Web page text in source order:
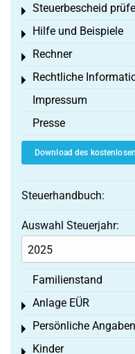
Steuerbescheid
Toggle menu
Hilfe und Beispiele
Toggle menu
Rechner
Toggle menu
Rechtliche
Toggle menu
Impressum
Presse
Download des
Steuerhandbuch:
Auswahl Steuerjahr:
Familienstand
Anlage EÜR
Toggle menu
Persönliche Angaben
Toggle menu
Kinder